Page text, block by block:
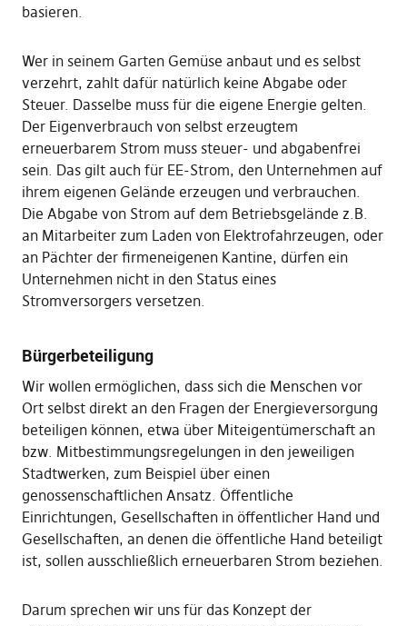
basieren.
Wer in seinem Garten Gemüse anbaut und es selbst
verzehrt, zahlt dafür natürlich keine Abgabe oder
Steuer. Dasselbe muss für die eigene Energie gelten.
Der Eigenverbrauch von selbst erzeugtem
erneuerbarem Strom muss steuer- und abgabenfrei
sein. Das gilt auch für EE-Strom, den Unternehmen auf
ihrem eigenen Gelände erzeugen und verbrauchen.
Die Abgabe von Strom auf dem Betriebsgelände z.B.
an Mitarbeiter zum Laden von Elektrofahrzeugen, oder
an Pächter der firmeneigenen Kantine, dürfen ein
Unternehmen nicht in den Status eines
Stromversorgers versetzen.
Bürgerbeteiligung
Wir wollen ermöglichen, dass sich die Menschen vor
Ort selbst direkt an den Fragen der Energieversorgung
beteiligen können, etwa über Miteigentümerschaft an
bzw. Mitbestimmungsregelungen in den jeweiligen
Stadtwerken, zum Beispiel über einen
genossenschaftlichen Ansatz. Öffentliche
Einrichtungen, Gesellschaften in öffentlicher Hand und
Gesellschaften, an denen die öffentliche Hand beteiligt
ist, sollen ausschließlich erneuerbaren Strom beziehen.
Darum sprechen wir uns für das Konzept der